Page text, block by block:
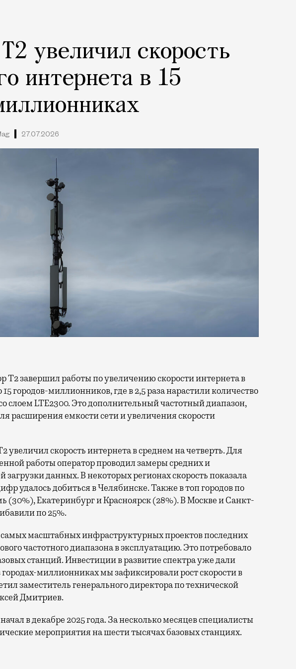
увеличил скорость
интернета в 15
27.07.2026
15 городов-миллионников, где в 2,5 раза нарастили количество
слоем LTE2300. Это дополнительный частотный диапазон,
расширения емкости сети и увеличения скорости
увеличил скорость интернета в среднем на четверть. Для
работы оператор проводил замеры средних и
загрузки данных. В некоторых регионах скорость показала
удалось добиться в Челябинске. Также в топ городов по
Екатеринбург и Красноярск (28%). В Москве и Санкт-
по 25%.
масштабных инфраструктурных проектов последних
частотного диапазона в эксплуатацию. Это потребовало
станций. Инвестиции в развитие спектра уже дали
миллионниках мы зафиксировали рост скорости в
заместитель генерального директора по технической
Дмитриев.
в декабре 2025 года. За несколько месяцев специалисты
мероприятия на шести тысячах базовых станциях.